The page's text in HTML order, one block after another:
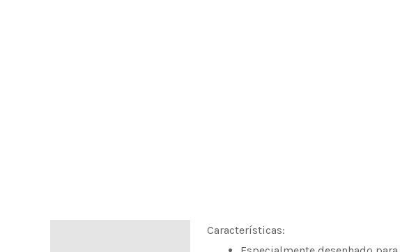
Características: